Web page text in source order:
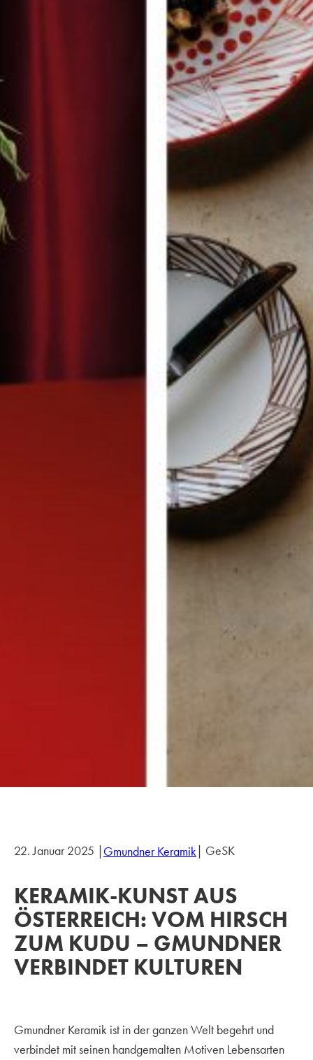
22. Januar 2025 |Gmundner Keramik| GeSK
KERAMIK-KUNST AUS
ÖSTERREICH: VOM HIRSCH
ZUM KUDU – GMUNDNER
VERBINDET KULTUREN
Gmundner Keramik ist in der ganzen Welt begehrt und
verbindet mit seinen handgemalten Motiven Lebensarten